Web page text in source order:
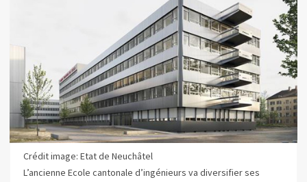
Crédit image: Etat de Neuchâtel
L’ancienne Ecole cantonale d’ingénieurs va diversifier ses